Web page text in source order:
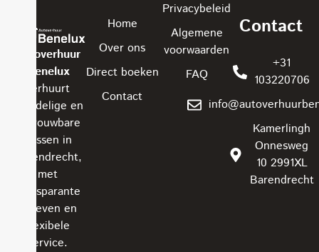
Autoverhuur
Benelux
verhuurt
voordelige en
betrouwbare
bussen in
Barendrecht,
met
transparante
tarieven en
flexibele
service.
Home
Over ons
Direct boeken
Contact
Privacybeleid
Algemene
voorwaarden
FAQ
Contact
+31
103220706
Kamerlingh
Onnesweg
10 2991XL
Barendrecht